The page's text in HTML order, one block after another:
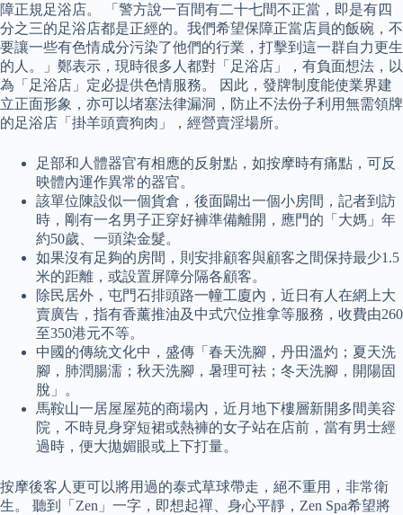
障正規足浴店。 「警方說一百間有二十七間不正當，即是有四
分之三的足浴店都是正經的。我們希望保障正當店員的飯碗，不
要讓一些有色情成分污染了他們的行業，打擊到這一群自力更生
的人。」鄭表示，現時很多人都對「足浴店」，有負面想法，以
為「足浴店」定必提供色情服務。 因此，發牌制度能使業界建
立正面形象，亦可以堵塞法律漏洞，防止不法份子利用無需領牌
的足浴店「掛羊頭賣狗肉」，經營賣淫場所。
足部和人體器官有相應的反射點，如按摩時有痛點，可反
映體內運作異常的器官。
該單位陳設似一個貨倉，後面闢出一個小房間，記者到訪
時，剛有一名男子正穿好褲準備離開，應門的「大媽」年
約50歲、一頭染金髮。
如果沒有足夠的房間，則安排顧客與顧客之間保持最少1.5
米的距離，或設置屏障分隔各顧客。
除民居外，屯門石排頭路一幢工廈內，近日有人在網上大
賣廣告，指有香薰推油及中式穴位推拿等服務，收費由260
至350港元不等。
中國的傳統文化中，盛傳「春天洗腳，丹田溫灼；夏天洗
腳，肺潤腸濡；秋天洗腳，暑理可袪；冬天洗腳，開陽固
脫」。
馬鞍山一居屋屋苑的商場內，近月地下樓層新開多間美容
院，不時見身穿短裙或熱褲的女子站在店前，當有男士經
過時，便大拋媚眼或上下打量。
按摩後客人更可以將用過的泰式草球帶走，絕不重用，非常衛
生。 聽到「Zen」一字，即想起禪、身心平靜，Zen Spa希望將